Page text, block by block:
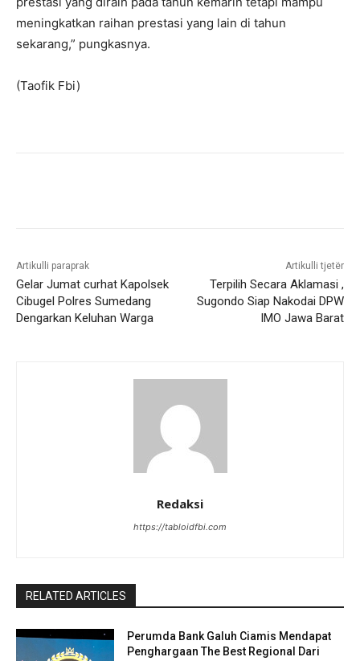
meningkatkan raihan prestasi yang lain di tahun
sekarang,” pungkasnya.
(Taofik Fbi)
Artikulli paraprak
Gelar Jumat curhat Kapolsek
Cibugel Polres Sumedang
Dengarkan Keluhan Warga
Artikulli tjetër
Terpilih Secara Aklamasi ,
Sugondo Siap Nakodai DPW
IMO Jawa Barat
Redaksi
https://tabloidfbi.com
RELATED ARTICLES
Perumda Bank Galuh Ciamis Mendapat
Penghargaan The Best Regional Dari